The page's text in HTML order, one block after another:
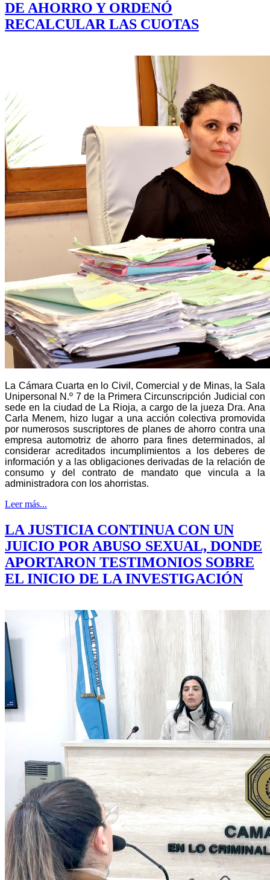
DE AHORRO Y ORDENÓ
RECALCULAR LAS CUOTAS
La Cámara Cuarta en lo Civil, Comercial y de Minas, la Sala
Unipersonal N.º 7 de la Primera Circunscripción Judicial con
sede en la ciudad de La Rioja, a cargo de la jueza Dra. Ana
Carla Menem, hizo lugar a una acción colectiva promovida
por numerosos suscriptores de planes de ahorro contra una
empresa automotriz de ahorro para fines determinados, al
considerar acreditados incumplimientos a los deberes de
información y a las obligaciones derivadas de la relación de
consumo y del contrato de mandato que vincula a la
administradora con los ahorristas.
Leer más...
LA JUSTICIA CONTINUA CON UN
JUICIO POR ABUSO SEXUAL, DONDE
APORTARON TESTIMONIOS SOBRE
EL INICIO DE LA INVESTIGACIÓN